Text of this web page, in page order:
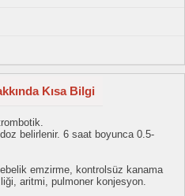
Kısa Bilgi
belirlenir. 6 saat boyunca 0.5-
emzirme, kontrolsüz kanama
aritmi, pulmoner konjesyon.